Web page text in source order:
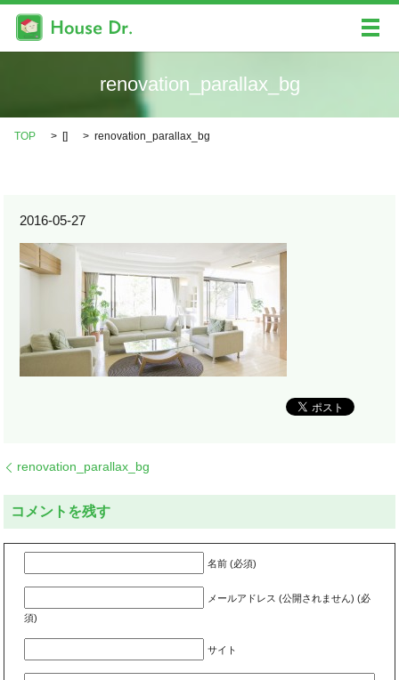
メ
renovation_parallax_bg
TOP [] renovation_parallax_bg
2016-05-27
renovation_parallax_bg
コメントを残す
名前 (必須)
メールアドレス (公開されません) (必
須)
サイト